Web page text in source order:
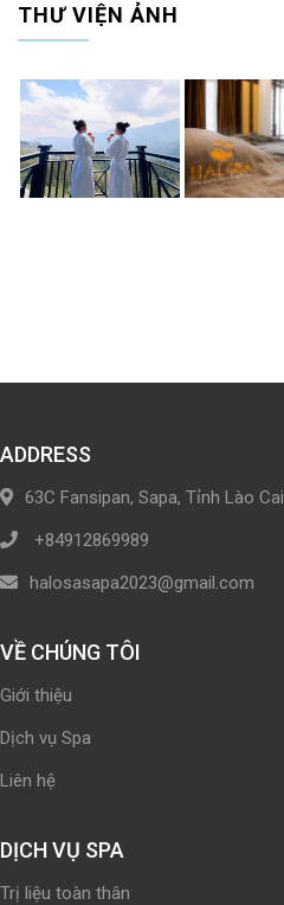
THƯ VIỆN ẢNH
ADDRESS
63C Fansipan, Sapa, Tỉnh Lào Cai
+84912869989
halosasapa2023@gmail.com
VỀ CHÚNG TÔI
Giới thiệu
Dịch vụ Spa
Liên hệ
DỊCH VỤ SPA
Trị liệu toàn thân